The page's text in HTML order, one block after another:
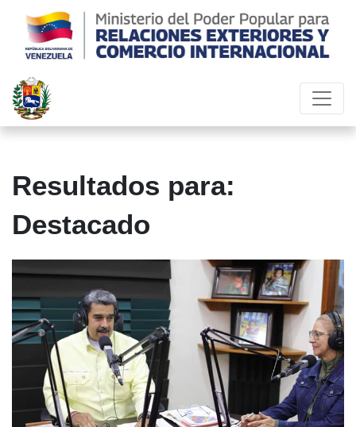
Resultados para:
Destacado